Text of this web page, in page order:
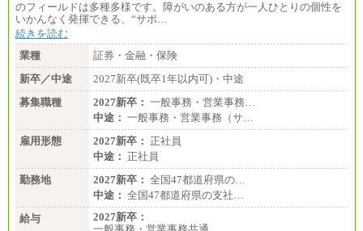
のフィールドは多種多様です。障がいのある方が一人ひとりの個性を
いかんなく発揮できる、“サポ…
続きを読む
業種
証券・金融・保険
新卒／中途
2027新卒(既卒1年以内可)・中途
募集職種
2027新卒： 一般事務・営業事務…
中途： 一般事務・営業事務（サ…
雇用形態
2027新卒： 正社員
中途： 正社員
勤務地
2027新卒： 全国47都道府県の…
中途： 全国47都道府県の支社…
給与
2027新卒：